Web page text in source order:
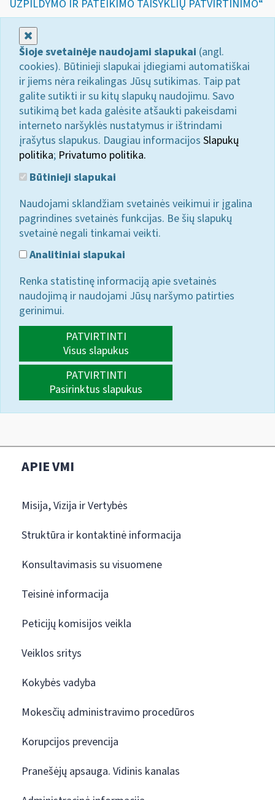
UŽPILDYMO IR PATEIKIMO TAISYKLIŲ PATVIRTINIMO“
Šioje svetainėje naudojami slapukai (angl.
cookies). Būtinieji slapukai įdiegiami automatiškai
ir jiems nėra reikalingas Jūsų sutikimas. Taip pat
galite sutikti ir su kitų slapukų naudojimu. Savo
sutikimą bet kada galėsite atšaukti pakeisdami
interneto naršyklės nustatymus ir ištrindami
įrašytus slapukus. Daugiau informacijos Slapukų
politika; Privatumo politika.
Būtinieji slapukai
Naudojami sklandžiam svetainės veikimui ir įgalina
pagrindines svetainės funkcijas. Be šių slapukų
svetainė negali tinkamai veikti.
Analitiniai slapukai
Renka statistinę informaciją apie svetainės
naudojimą ir naudojami Jūsų naršymo patirties
gerinimui.
PATVIRTINTI
Visus slapukus
PATVIRTINTI
Pasirinktus slapukus
APIE VMI
Misija, Vizija ir Vertybės
Struktūra ir kontaktinė informacija
Konsultavimasis su visuomene
Teisinė informacija
Peticijų komisijos veikla
Veiklos sritys
Kokybės vadyba
Mokesčių administravimo procedūros
Korupcijos prevencija
Pranešėjų apsauga. Vidinis kanalas